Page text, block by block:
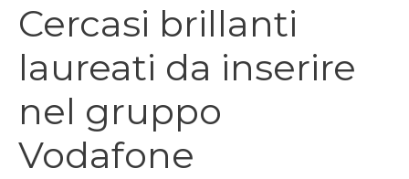
Cercasi brillanti
laureati da inserire
nel gruppo
Vodafone